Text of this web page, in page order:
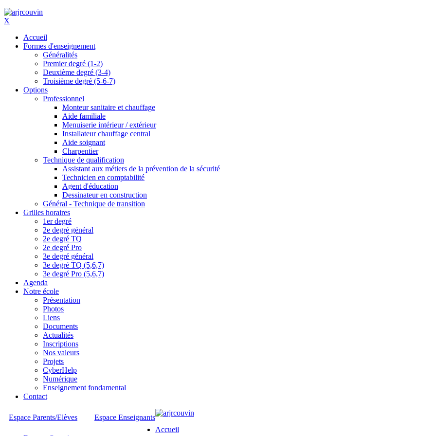
X
Accueil
Formes d'enseignement
Généralités
Premier degré (1-2)
Deuxième degré (3-4)
Troisième degré (5-6-7)
Options
Professionnel
Monteur sanitaire et chauffage
Aide familiale
Menuiserie intérieur / extérieur
Installateur chauffage central
Aide soignant
Charpentier
Technique de qualification
Assistant aux métiers de la prévention de la sécurité
Technicien en comptabilité
Agent d'éducation
Dessinateur en construction
Général - Technique de transition
Grilles horaires
1er degré
2e degré général
2e degré TQ
2e degré Pro
3e degré général
3e degré TQ (5,6,7)
3e degré Pro (5,6,7)
Agenda
Notre école
Présentation
Photos
Liens
Documents
Actualités
Inscriptions
Nos valeurs
Projets
CyberHelp
Numérique
Enseignement fondamental
Contact
Espace Parents/Elèves Espace Enseignants
Accueil